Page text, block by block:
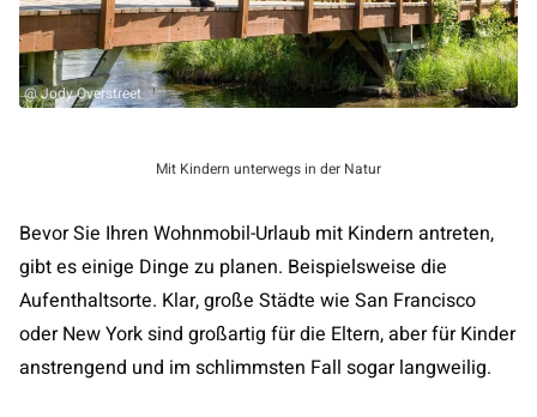
@ Jody Overstreet
Mit Kindern unterwegs in der Natur
Bevor Sie Ihren Wohnmobil-Urlaub mit Kindern antreten,
gibt es einige Dinge zu planen. Beispielsweise die
Aufenthaltsorte. Klar, große Städte wie San Francisco
oder New York sind großartig für die Eltern, aber für Kinder
anstrengend und im schlimmsten Fall sogar langweilig.